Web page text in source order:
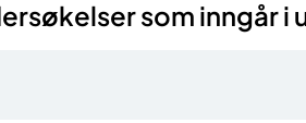
som inngår i